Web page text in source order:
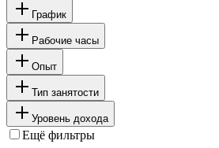
График
Рабочие часы
Опыт
Тип занятости
Уровень дохода
Ещё фильтры